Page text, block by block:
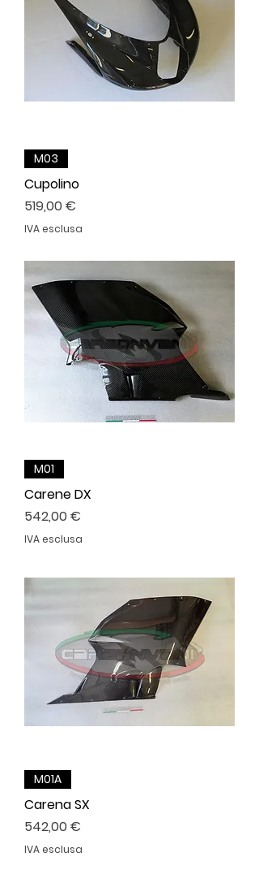
M03
Cupolino
Prezzo
519,00 €
IVA esclusa
M01
Carene DX
Prezzo
542,00 €
IVA esclusa
M01A
Carena SX
Prezzo
542,00 €
IVA esclusa